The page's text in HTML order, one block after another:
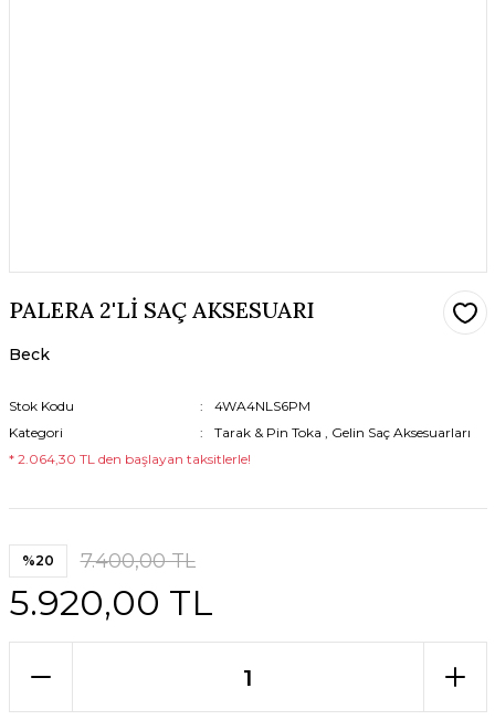
PALERA 2'Lİ SAÇ AKSESUARI
Beck
Stok Kodu
4WA4NLS6PM
Kategori
Tarak & Pin Toka , Gelin Saç Aksesuarları
* 2.064,30 TL den başlayan taksitlerle!
%20 7.400,00 TL
5.920,00 TL